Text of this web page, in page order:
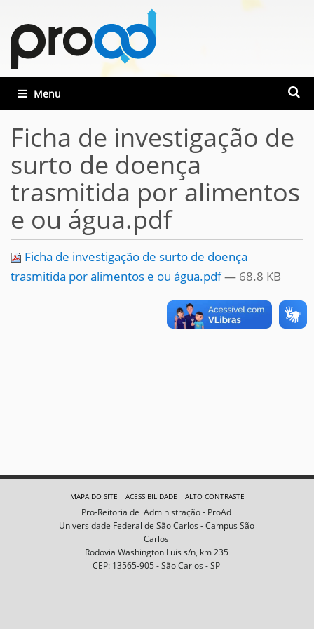
Busca
Toggle navigation
Ficha de investigação de
surto de doença
trasmitida por alimentos
e ou água.pdf
Ficha de investigação de surto de doença
trasmitida por alimentos e ou água.pdf— 68.8 KB
MAPA DO SITE ACESSIBILIDADE ALTO CONTRASTE
Pro-Reitoria de Administração - ProAd
Universidade Federal de São Carlos - Campus São
Carlos
Rodovia Washington Luis s/n, km 235
CEP: 13565-905 - São Carlos - SP